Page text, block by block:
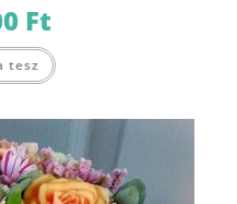
Ft
tesz